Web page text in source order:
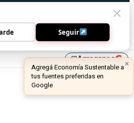
library_addAgreganos
Seguir